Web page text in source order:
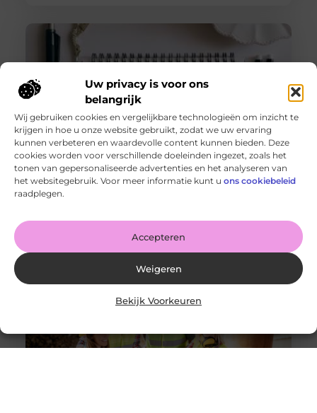
Uw privacy is voor ons
belangrijk
Wij gebruiken cookies en vergelijkbare technologieën om inzicht te
krijgen in hoe u onze website gebruikt, zodat we uw ervaring
kunnen verbeteren en waardevolle content kunnen bieden. Deze
cookies worden voor verschillende doeleinden ingezet, zoals het
tonen van gepersonaliseerde advertenties en het analyseren van
het websitegebruik. Voor meer informatie kunt u ons cookiebeleid
raadplegen.
Accepteren
Weigeren
Bekijk Voorkeuren
De voordelen van het drukken van kalenders voor jouw
bedrijf!
Goed artikel? Deel hem dan op: Share on X (Twitter)